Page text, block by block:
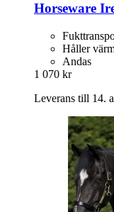
Horseware
Håller
Andas
1 070 kr
Leverans till 14.